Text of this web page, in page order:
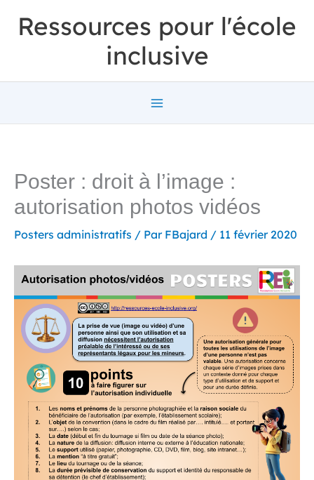
Ressources pour l'école
inclusive
Poster : droit à l’image :
autorisation photos vidéos
Posters administratifs / Par FBajard / 11 février 2020